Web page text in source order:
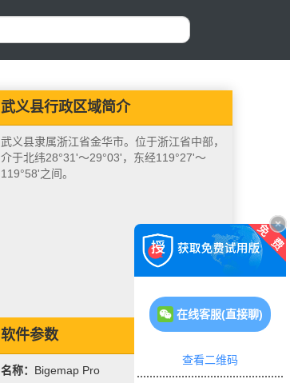
武义县行政区域简介
武义县隶属浙江省金华市。位于浙江省中部，
介于北纬28°31'～29°03'，东经119°27'～
119°58'之间。
软件参数
名称： Bigemap Pro
在线客服(直接聊)
查看二维码